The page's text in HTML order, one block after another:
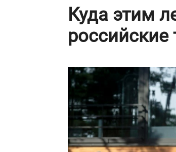
Куда этим
российские